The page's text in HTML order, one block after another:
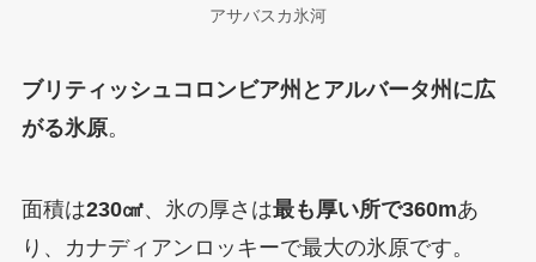
アサバスカ氷河
ブリティッシュコロンビア州とアルバータ州に広
がる氷原。
面積は230㎠、氷の厚さは最も厚い所で360mあ
り、カナディアンロッキーで最大の氷原です。